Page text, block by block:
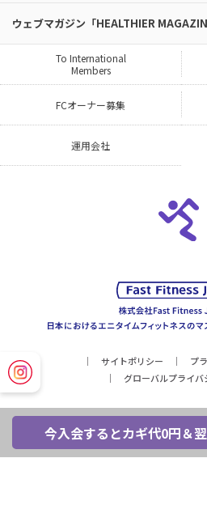
今入会するとカギ代0円＆
ウェブマガジン「HEALTHIER
To International
Members
FCオーナー募集
運用会社
サイトポリシー
プ
グローバルプライバ
Copyright © Fast Fitness Japan,